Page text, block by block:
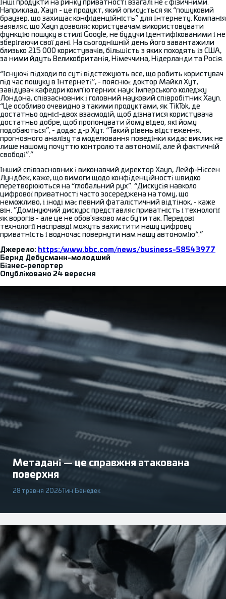
Інші продукти на ринку приватності взагалі не є фізичними.
Наприклад, Xayn - це продукт, який описується як “пошуковий
браузер, що захищає конфіденційність” для Інтернету. Компанія
заявляє, що Xayn дозволяє користувачам використовувати
функцію пошуку в стилі Google, не будучи ідентифікованими і не
зберігаючи свої дані. На сьогоднішній день його завантажили
близько 215 000 користувачів, більшість з яких походять із США,
за ними йдуть Великобританія, Німеччина, Нідерланди та Росія.
“Існуючі підходи по суті відстежують все, що робить користувач
під час пошуку в Інтернеті”, - пояснює доктор Майкл Хут,
завідувач кафедри комп'ютерних наук Імперського коледжу
Лондона, співзасновник і головний науковий співробітник Xayn.
“Це особливо очевидно з такими продуктами, як TikTok, де
достатньо однієї-двох взаємодій, щоб дізнатися користувача
достатньо добре, щоб пропонувати йому відео, які йому
подобаються”, - додає д-р Хут. “Такий рівень відстеження,
прогнозного аналізу та моделювання поведінки кидає виклик не
лише нашому почуттю контролю та автономії, але й фактичній
свободі”.”
Інший співзасновник і виконавчий директор Xayn, Лейф-Ніссен
Лундбек, каже, що вимоги щодо конфіденційності швидко
перетворюються на “глобальний рух”. “Дискусія навколо
цифрової приватності часто зосереджена на тому, що
неможливо, і іноді має певний фаталістичний відтінок, - каже
він. ”Домінуючий дискурс представляє приватність і технології
як ворогів - але це не обов'язково має бути так. Передові
технології насправді можуть захистити нашу цифрову
приватність і водночас повернути нам нашу автономію“.”
Джерело: https://www.bbc.com/news/business-58543977
Бернд Дебусманн-молодший
Бізнес-репортер
Опубліковано 24 вересня
Метадані — це справжня атакована
поверхня
28 травня 2026Тин Бенедек